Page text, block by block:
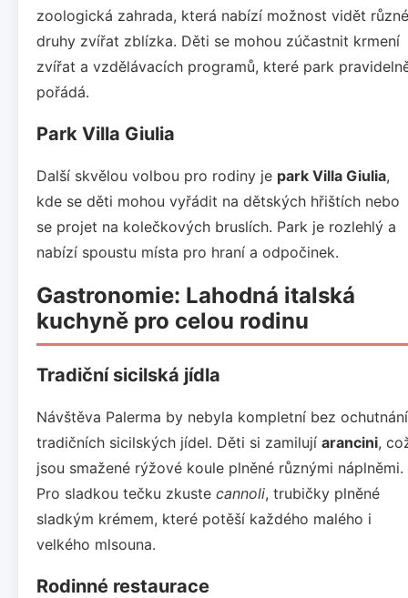
zoologická zahrada, která nabízí možnost vidět různé
druhy zvířat zblízka. Děti se mohou zúčastnit krmení
zvířat a vzdělávacích programů, které park
pořádá.
Park Villa Giulia
Další skvělou volbou pro rodiny je park Villa Giulia,
kde se děti mohou vyřádit na dětských hřištích nebo
se projet na kolečkových bruslích. Park je rozlehlý a
nabízí spoustu místa pro hraní a odpočinek.
Gastronomie: Lahodná italská
kuchyně pro celou rodinu
Tradiční sicilská jídla
Návštěva Palerma by nebyla kompletní bez ochutnání
tradičních sicilských jídel. Děti si zamilují arancini,
jsou smažené rýžové koule plněné různými náplněmi.
Pro sladkou tečku zkuste cannoli, trubičky plněné
sladkým krémem, které potěší každého malého i
velkého mlsouna.
Rodinné restaurace